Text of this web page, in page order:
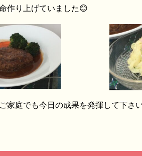
作り上げていました😊
家庭でも今日の成果を発揮して下さ